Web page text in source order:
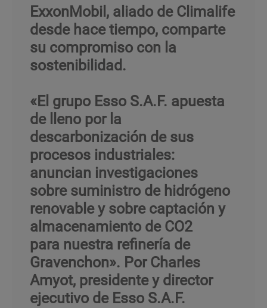
ExxonMobil, aliado de Climalife
desde hace tiempo, comparte
su compromiso con la
sostenibilidad.
«El grupo Esso S.A.F. apuesta
de lleno por la
descarbonización de sus
procesos industriales:
anuncian investigaciones
sobre suministro de hidrógeno
renovable y sobre captación y
almacenamiento de CO2
para nuestra refinería de
Gravenchon». Por Charles
Amyot, presidente y director
ejecutivo de Esso S.A.F.